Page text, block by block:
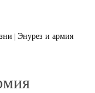
Энурез и армия